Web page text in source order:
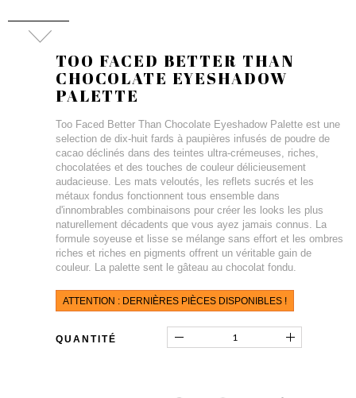
TOO FACED BETTER THAN
CHOCOLATE EYESHADOW
PALETTE
Too Faced Better Than Chocolate Eyeshadow Palette est une
selection de dix-huit fards à paupières infusés de poudre de
cacao déclinés dans des teintes ultra-crémeuses, riches,
chocolatées et des touches de couleur délicieusement
audacieuse. Les mats veloutés, les reflets sucrés et les
métaux fondus fonctionnent tous ensemble dans
d'innombrables combinaisons pour créer les looks les plus
naturellement décadents que vous ayez jamais connus. La
formule soyeuse et lisse se mélange sans effort et les ombres
riches et riches en pigments offrent un véritable gain de
couleur. La palette sent le gâteau au chocolat fondu.
ATTENTION : DERNIÈRES PIÈCES DISPONIBLES !
QUANTITÉ